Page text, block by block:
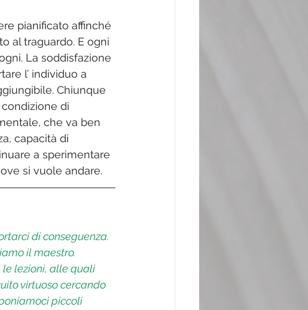
pianificato affinché
al traguardo. E ogni
La soddisfazione
l’ individuo a
Chiunque
di
che va ben
capacità di
a sperimentare
si vuole andare.
di conseguenza.
il maestro.
lezioni, alle quali
virtuoso cercando
piccoli